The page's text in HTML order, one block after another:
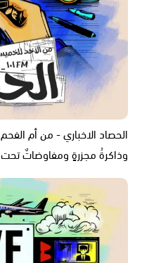
الحصاد الاخباري - من أم
وذاكرةُ مجزرةٍ ومفاوضاتٌ تحت النار -